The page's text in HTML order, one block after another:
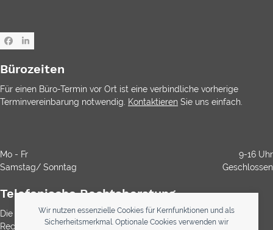
Wir nutzen essenzielle Cookies für Kernfunktionen und als
Sicherheitsmerkmal. Optionale Cookies verwenden wir
Facebook
LinkedIn
Bürozeiten
Für einen Büro-Termin vor Ort ist eine verbindliche vorherige
Terminvereinbarung notwendig.
Kontaktieren Sie uns einfach.
Mo - Fr
9-16 Uhr
Samstag/ Sonntag
Geschlossen
Telefonische Rechtsberatung
Die Durchwahl ist kostenlos. Die Rechtsberatung ist gemäß
Rechtsanwaltsvergütungsgesetz (RVG) bei Anwälten immer